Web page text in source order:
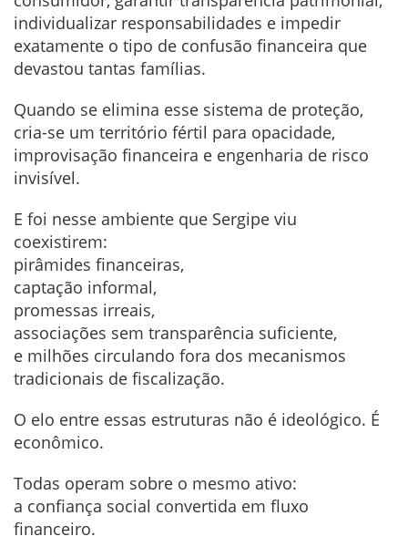
individualizar responsabilidades e impedir
exatamente o tipo de confusão financeira que
devastou tantas famílias.
Quando se elimina esse sistema de proteção,
cria-se um território fértil para opacidade,
improvisação financeira e engenharia de risco
invisível.
E foi nesse ambiente que Sergipe viu
coexistirem:
pirâmides financeiras,
captação informal,
promessas irreais,
associações sem transparência suficiente,
e milhões circulando fora dos mecanismos
tradicionais de fiscalização.
O elo entre essas estruturas não é ideológico. É
econômico.
Todas operam sobre o mesmo ativo:
a confiança social convertida em fluxo
financeiro.